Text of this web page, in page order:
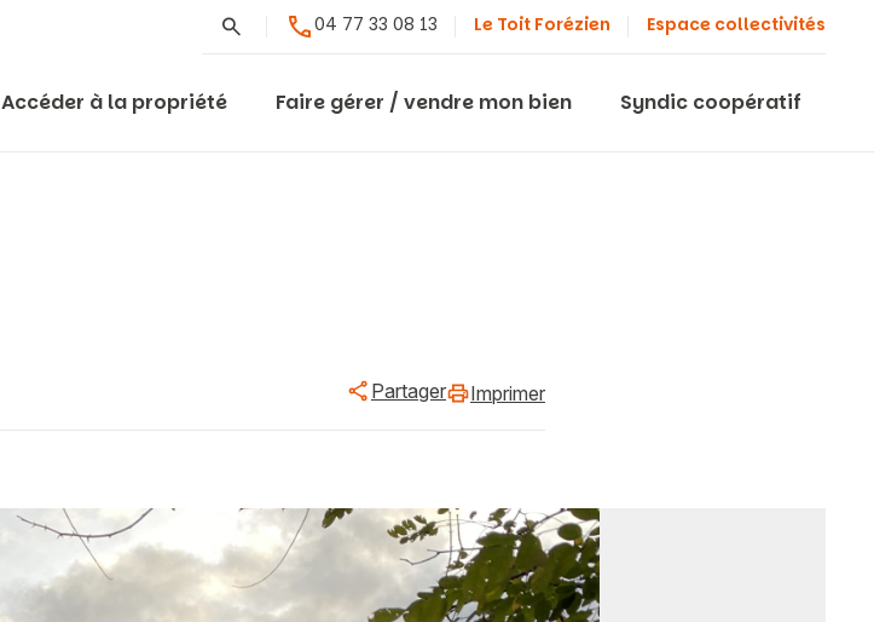
Rechercher04 77 33 08 13 Le Toit Forézien Espace collectivités
Accéder à la propriété Faire gérer / vendre mon bien Syndic coopératif
Partager Imprimer